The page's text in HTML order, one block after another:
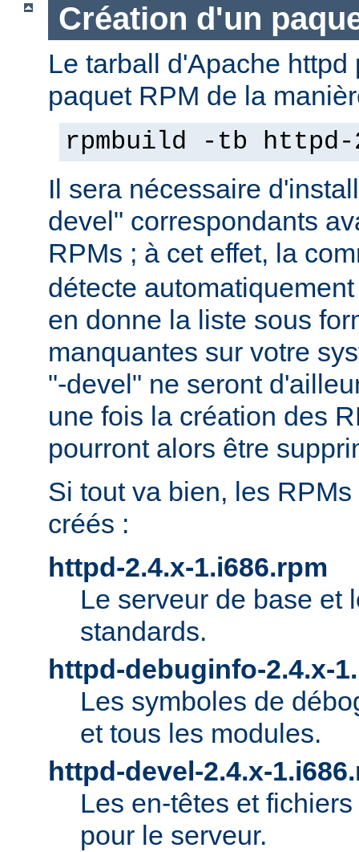
Création d'un
Le tarball d'Apache
paquet RPM de la
rpmbuild -tb
Il sera nécessaire
devel" correspondants
RPMs ; à cet effet, la
détecte
en donne la liste sous
manquantes sur votre
"-devel" ne seront
une fois la création des
pourront alors être
Si tout va bien, les
créés :
httpd-2.4.x-1.i686.rpm
Le serveur de base et
standards.
httpd-debuginfo-2.4.x-
Les symboles de
et tous les modules.
httpd-devel-2.4.x-
Les en-têtes et
pour le serveur.